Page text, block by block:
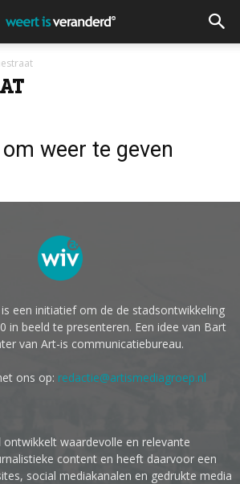
weer te geven
een initiatief om de de stadsontwikkeling
in beeld te presenteren. Een idee van Bart
van Art-is communicatiebureau.
ons op: redactie@artismediagroep.nl
ontwikkelt waardevolle en relevante
content en heeft daarvoor een
social mediakanalen en gedrukte media